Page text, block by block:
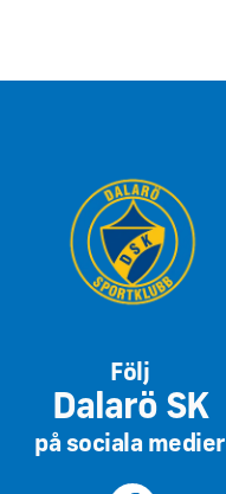
Följ
Dalarö SK
på sociala medier